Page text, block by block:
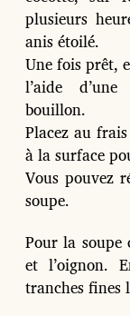
plusieurs
anis étoilé.
Une fois prêt,
l’aide
bouillon.
Placez au
à la surface
Vous pouvez
soupe.
Pour la soupe
et l’oignon.
tranches fines